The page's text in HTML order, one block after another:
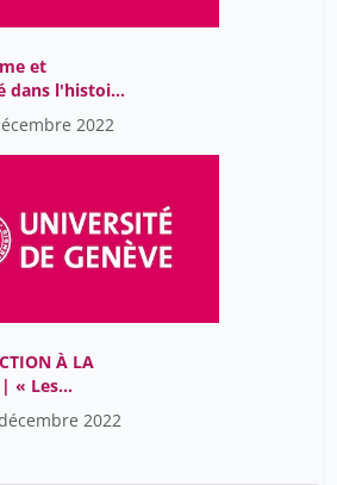
et
dans l'histoire
2022
À LA
| « Les
PVA-Genève
avec la
2022